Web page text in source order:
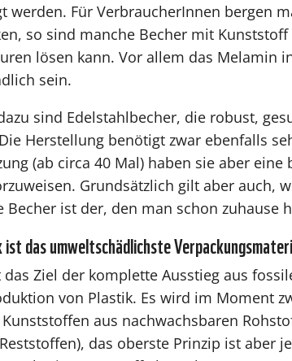
werden. Für VerbraucherInnen bergen
so sind manche Becher mit
lösen kann. Vor allem das Melamin
sein.
sind Edelstahlbecher, die robust,
Herstellung benötigt zwar ebenfalls
(ab circa 40 Mal) haben sie aber eine
Grundsätzlich gilt aber auch,
Becher ist der, den man schon zuhause
das umweltschädlichste
Ziel der komplette Ausstieg aus
von Plastik. Es wird im Moment
aus nachwachsbaren
das oberste Prinzip ist aber